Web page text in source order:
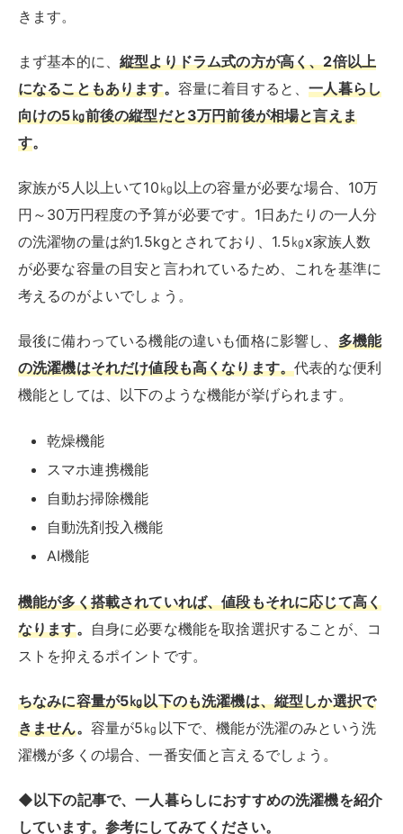
最後に備わっている機能の違いも価格に影響し、 多機能
の洗濯機はそれだけ値段も高くなります。代表的な便利
機能としては、以下のような機能が挙げられます。
乾燥機能
スマホ連携機能
自動お掃除機能
自動洗剤投入機能
AI機能
機能が多く搭載されていれば、値段もそれに応じて高く
なります。自身に必要な機能を取捨選択することが、コ
ストを抑えるポイントです。
ちなみに容量が5㎏以下のも洗濯機は、縦型しか選択で
きません。容量が5㎏以下で、機能が洗濯のみという洗
濯機が多くの場合、一番安価と言えるでしょう。
◆以下の記事で、一人暮らしにおすすめの洗濯機を紹介
しています。参考にしてみてください。
RIRIFE リリフ
一人暮らしにおすすめの安い洗濯機とは？選び方
やおすすめメーカーを紹介
新しく始める一人暮らし。住居費以外にも、新しく購入する家電や家具な
えるには、高額の出費になる大型家電を節約するのが効果的です。とは...